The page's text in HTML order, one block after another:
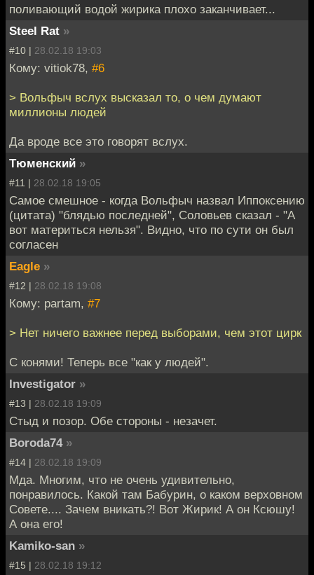
поливающий водой жирика плохо заканчивает...
Steel Rat »
#10 | 28.02.18 19:03
Кому: vitiok78, #6
> Вольфыч вслух высказал то, о чем думают
миллионы людей
Да вроде все это говорят вслух.
Тюменский »
#11 | 28.02.18 19:05
Самое смешное - когда Вольфыч назвал Иппоксению
(цитата) "блядью последней", Соловьев сказал - "А
вот материться нельзя". Видно, что по сути он был
согласен
Eagle »
#12 | 28.02.18 19:08
Кому: partam, #7
> Нет ничего важнее перед выборами, чем этот цирк
С конями! Теперь все "как у людей".
Investigator »
#13 | 28.02.18 19:09
Стыд и позор. Обе стороны - незачет.
Boroda74 »
#14 | 28.02.18 19:09
Мда. Многим, что не очень удивительно,
понравилось. Какой там Бабурин, о каком верховном
Совете.... Зачем вникать?! Вот Жирик! А он Ксюшу!
А она его!
Kamiko-san »
#15 | 28.02.18 19:12